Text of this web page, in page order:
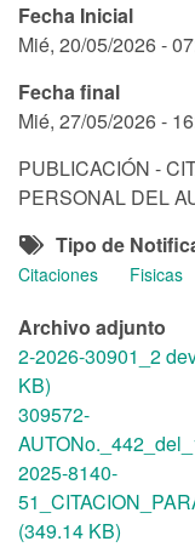
Fecha Inicial
Mié, 20/05/2026 -
Fecha final
Mié, 27/05/2026 -
PUBLICACIÓN -
PERSONAL DEL
Tipo de
Citaciones Fisicas
Archivo adjunto
2-2026-30901_2
KB)
309572-
2025-8140-
(349.14 KB)